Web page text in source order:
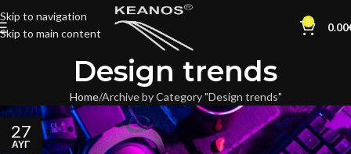
Skip to navigation
Skip to main content
0 0.00
Design trends
Home Archive by Category "Design trends"
27
ΑΥΓ